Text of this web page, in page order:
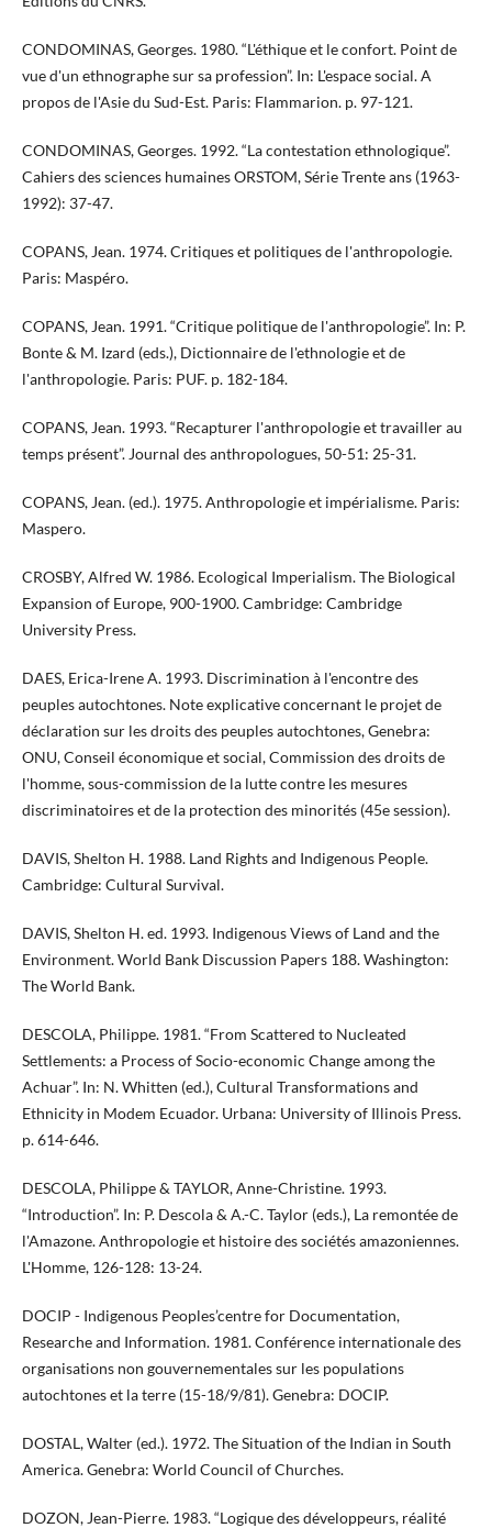
CONDOMINAS, Georges. 1980. “L'éthique et le confort. Point de
vue d'un ethnographe sur sa profession”. In: L'espace social. A
propos de l'Asie du Sud-Est. Paris: Flammarion. p. 97-121.
CONDOMINAS, Georges. 1992. “La contestation ethnologique”.
Cahiers des sciences humaines ORSTOM, Série Trente ans (1963-
1992): 37-47.
COPANS, Jean. 1974. Critiques et politiques de l'anthropologie.
Paris: Maspéro.
​​​COPANS, Jean. 1991. “Critique politique de l'anthropologie”. In: P.
Bonte & M. Izard (eds.), Dictionnaire de l'ethnologie et de
l'anthropologie. Paris: PUF. p. 182-184.
COPANS, Jean. 1993. “Recapturer l'anthropologie et travailler au
temps présent”. Journal des anthropologues, 50-51: 25-31.
COPANS, Jean. (ed.). 1975. Anthropologie et impérialisme. Paris:
Maspero.
CROSBY, Alfred W. 1986. Ecological Imperialism. The Biological
Expansion of Europe, 900-1900. Cambridge: Cambridge
University Press.
DAES, Erica-Irene A. 1993. Discrimination à l'encontre des
peuples autochtones. Note explicative concernant le projet de
déclaration sur les droits des peuples autochtones, Genebra:
ONU, Conseil économique et social, Commission des droits de
l'homme, sous-commission de la lutte contre les mesures
discriminatoires et de la protection des minorités (45e session).
DAVIS, Shelton H. 1988. Land Rights and Indigenous People.
Cambridge: Cultural Survival.
DAVIS, Shelton H. ed. 1993. Indigenous Views of Land and the
Environment. World Bank Discussion Papers 188. Washington:
The World Bank.
DESCOLA, Philippe. 1981. “From Scattered to Nucleated
Settlements: a Process of Socio-economic Change among the
Achuar”. In: N. Whitten (ed.), Cultural Transformations and
Ethnicity in Modem Ecuador. Urbana: University of Illinois Press.
p. 614-646.
DESCOLA, Philippe & TAYLOR, Anne-Christine. 1993.
“Introduction”. In: P. Descola & A.-C. Taylor (eds.), La remontée de
l'Amazone. Anthropologie et histoire des sociétés amazoniennes.
L'Homme, 126-128: 13-24.
DOCIP - Indigenous Peoples’centre for Documentation,
Researche and Information. 1981. Conférence internationale des
organisations non gouvernementales sur les populations
autochtones et la terre (15-18/9/81). Genebra: DOCIP.
DOSTAL, Walter (ed.). 1972. The Situation of the Indian in South
America. Genebra: World Council of Churches.
DOZON, Jean-Pierre. 1983. “Logique des développeurs, réalité